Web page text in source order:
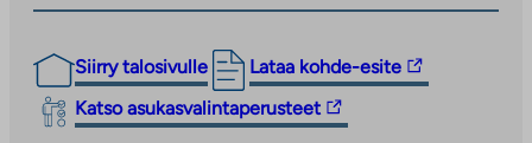
Siirry talosivulle Lataa kohde-esite
Linkki
vie
ulkopuoliseen
Katso asukasvalintaperusteet
Linkki
vie